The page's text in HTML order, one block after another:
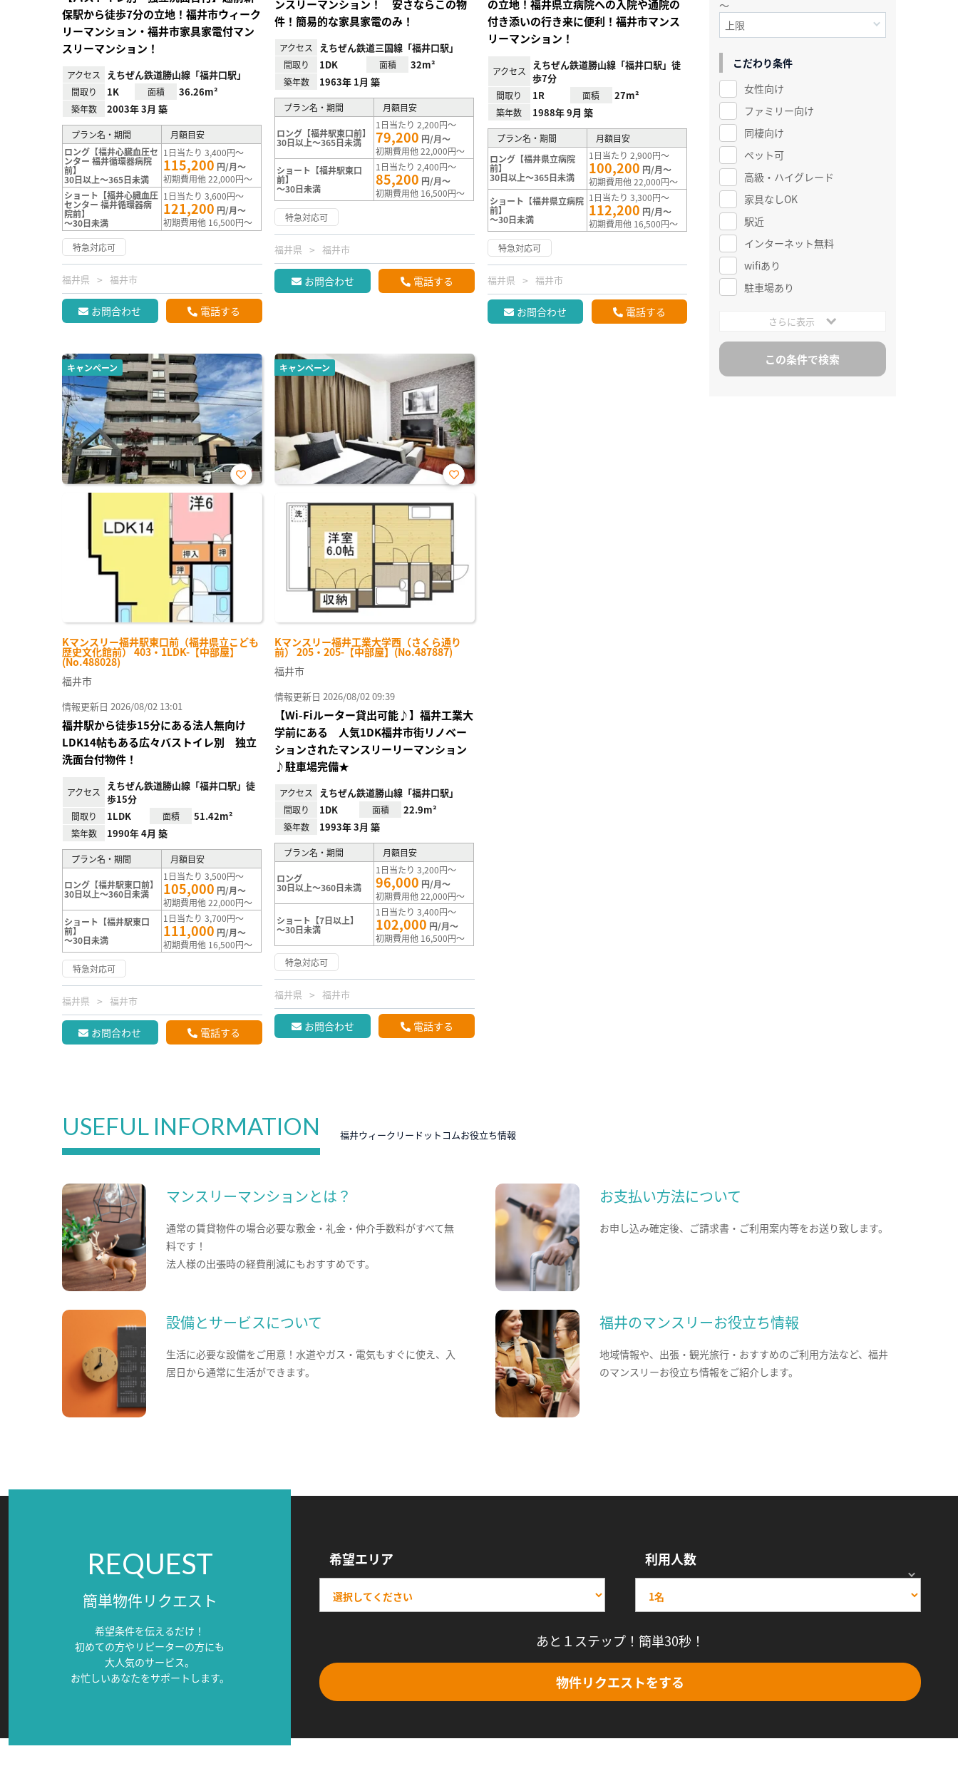
保駅から徒歩7分の立地！福井市ウィーク
リーマンション・福井市家具家電付マン
スリーマンション！
アクセス えちぜん鉄道勝山線「福井口駅」
間取り 1K 面積 36.26m²
築年数 2003年 3月 築
プラン名・期間
月額目安
ロング【福井心臓血圧セ
ンター 福井循環器病院
前】
30日以上～365日未満
1日当たり 3,400円～
115,200 円/月～
初期費用他 22,000円～
ショート【福井心臓血圧
センター 福井循環器病
院前】
～30日未満
1日当たり 3,600円～
121,200 円/月～
初期費用他 16,500円～
特急対応可
福井県 福井市
お問合わせ 電話する
ンスリーマンション！ 安さならこの物
件！簡易的な家具家電のみ！
アクセス えちぜん鉄道三国線「福井口駅」
間取り 1DK 面積 32m²
築年数 1963年 1月 築
プラン名・期間 月額目安
ロング【福井駅東口前】
30日以上～365日未満
1日当たり 2,200円～
79,200 円/月～
初期費用他 22,000円～
ショート【福井駅東口
前】
～30日未満
1日当たり 2,400円～
85,200 円/月～
初期費用他 16,500円～
特急対応可
福井県 福井市
お問合わせ 電話する
の立地！福井県立病院への入院や通院の
付き添いの行き来に便利！福井市マンス
リーマンション！
アクセス
えちぜん鉄道勝山線「福井口駅」徒
歩7分
間取り 1R 面積 27m²
築年数 1988年 9月 築
プラン名・期間
月額目安
ロング【福井県立病院
前】
30日以上～365日未満
1日当たり 2,900円～
100,200 円/月～
初期費用他 22,000円～
ショート【福井県立病院
前】
～30日未満
1日当たり 3,300円～
112,200 円/月～
初期費用他 16,500円～
特急対応可
福井県 福井市
お問合わせ 電話する
キャンペーン
Kマンスリー福井駅東口前（福井県立こども
歴史文化館前） 403・1LDK-【中部屋】
(No.488028)
お気
福井市
情報更新日 2026/08/02 13:01
福井駅から徒歩15分にある法人無向け
LDK14帖もある広々バストイレ別 独立
洗面台付物件！
アクセス
えちぜん鉄道勝山線「福井口駅」徒
歩15分
間取り 1LDK 面積 51.42m²
築年数 1990年 4月 築
プラン名・期間 月額目安
ロング【福井駅東口前】
30日以上～360日未満
1日当たり 3,500円～
105,000 円/月～
初期費用他 22,000円～
ショート【福井駅東口
前】
～30日未満
1日当たり 3,700円～
111,000 円/月～
初期費用他 16,500円～
特急対応可
福井県 福井市
お問合わせ 電話する
キャンペーン
Kマンスリー福井工業大学西（さくら通り
前） 205・205-【中部屋】(No.487887)
お気
に入
り登
録
福井市
情報更新日 2026/08/02 09:39
【Wi-Fiルーター貸出可能♪】福井工業大
学前にある 人気1DK福井市街リノベー
ションされたマンスリーリーマンション
♪駐車場完備★
アクセス えちぜん鉄道勝山線「福井口駅」
間取り 1DK 面積 22.9m²
築年数 1993年 3月 築
プラン名・期間 月額目安
ロング
30日以上～360日未満
1日当たり 3,200円～
96,000 円/月～
初期費用他 22,000円～
ショート【7日以上】
～30日未満
1日当たり 3,400円～
102,000 円/月～
初期費用他 16,500円～
特急対応可
福井県 福井市
お問合わせ 電話する
～
こだわり条件
女性向け
ファミリー向け
同棲向け
ペット可
高級・ハイグレード
家具なしOK
駅近
インターネット無料
wifiあり
駐車場あり
さらに表示
USEFUL INFORMATION 福井ウィークリードットコムお役立ち情報
マンスリーマンションとは？
通常の賃貸物件の場合必要な敷金・礼金・仲介手数料がすべて無
料です！
法人様の出張時の経費削減にもおすすめです。
お支払い方法について
お申し込み確定後、ご請求書・ご利用案内等をお送り致します。
設備とサービスについて
生活に必要な設備をご用意！水道やガス・電気もすぐに使え、入
居日から通常に生活ができます。
福井のマンスリーお役立ち情報
地域情報や、出張・観光旅行・おすすめのご利用方法など、福井
のマンスリーお役立ち情報をご紹介します。
REQUEST
簡単物件リクエスト
希望条件を伝えるだけ！
初めての方やリピーターの方にも
大人気のサービス。
お忙しいあなたをサポートします。
希望エリア 利用人数
あと１ステップ！簡単30秒！
物件リクエストをする